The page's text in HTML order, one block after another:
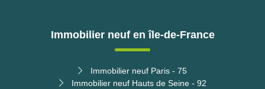
Immobilier neuf en île-de-France
Immobilier neuf Paris - 75
Immobilier neuf Hauts de Seine - 92